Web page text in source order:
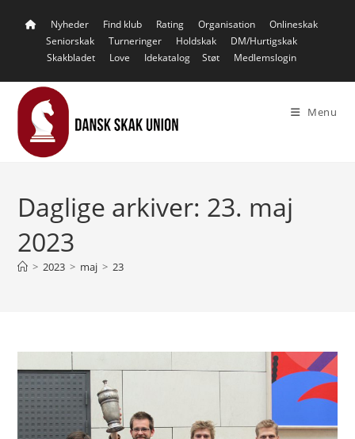
Nyheder Find klub Rating Organisation
Onlineskak
Seniorskak
Turneringer Holdskak
DM/Hurtigskak
Skakbladet
Love Idekatalog Støt Medlemslogin
Menu
Daglige arkiver: 23. maj
2023
> 2023 > maj > 23